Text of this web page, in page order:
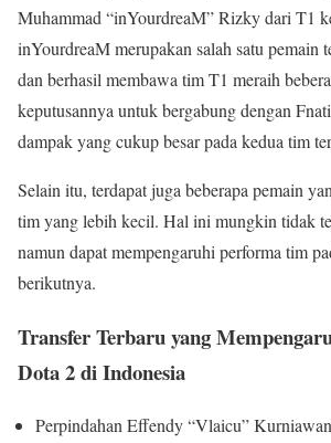
Muhammad “inYourdreaM” Rizky dari T1
inYourdreaM merupakan salah satu pemain
dan berhasil membawa tim T1 meraih
keputusannya untuk bergabung dengan
dampak yang cukup besar pada kedua tim
Selain itu, terdapat juga beberapa pemain
tim yang lebih kecil. Hal ini mungkin tidak
namun dapat mempengaruhi performa tim
berikutnya.
Transfer Terbaru yang
Dota 2 di Indonesia
Perpindahan Effendy “Vlaicu”